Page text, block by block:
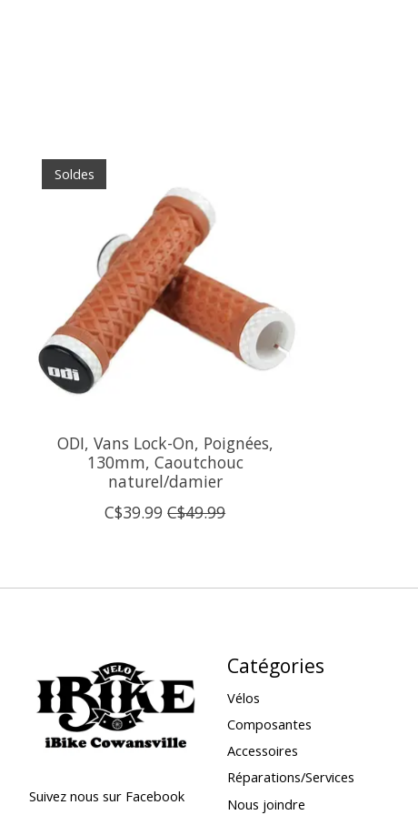
Articles du carrousel de produits
Soldes
ODI, Vans Lock-On, Poignées,
130mm, Caoutchouc
naturel/damier
C$39.99 C$49.99
Suivez nous sur Facebook
Catégories
Vélos
Composantes
Accessoires
Réparations/Services
Nous joindre